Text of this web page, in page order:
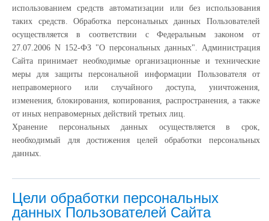
использованием средств автоматизации или без использования
таких средств. Обработка персональных данных Пользователей
осуществляется в соответствии с Федеральным законом от
27.07.2006 N 152-ФЗ "О персональных данных". Администрация
Сайта принимает необходимые организационные и технические
меры для защиты персональной информации Пользователя от
неправомерного или случайного доступа, уничтожения,
изменения, блокирования, копирования, распространения, а также
от иных неправомерных действий третьих лиц.
Хранение персональных данных осуществляется в срок,
необходимый для достижения целей обработки персональных
данных.
Цели обработки персональных
данных Пользователей Сайта